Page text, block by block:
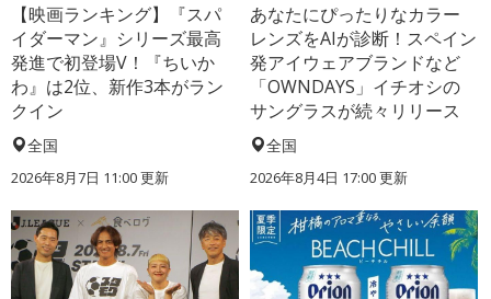
【映画ランキング】『スパ
イダーマン』シリーズ最高
発進で初登場V！『ちいか
わ』は2位、新作3本がラン
クイン
全国
2026年8月7日 11:00更新
あなたにぴったりなカラー
レンズをAIが診断！スペイン
発アイウェアブランドなど
「OWNDAYS」イチオシの
サングラスが続々リリース
全国
2026年8月4日 17:00更新